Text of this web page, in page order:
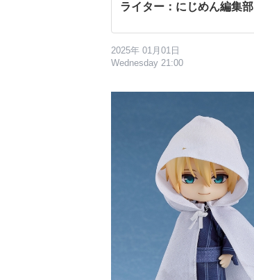
ライター：にじめん編集部
2025年 01月01日
Wednesday 21:00